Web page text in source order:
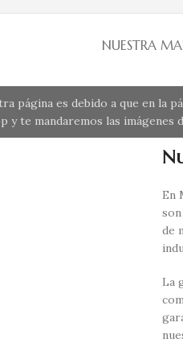
NUESTRA
página es debido a que en la
y te mandaremos las imágenes
En
de
La